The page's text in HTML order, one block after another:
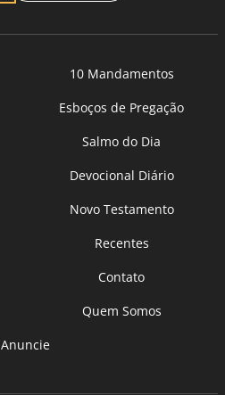
10 Mandamentos
Esboços de Pregação
Salmo do Dia
Devocional Diário
Novo Testamento
Recentes
Contato
Quem Somos
Anuncie